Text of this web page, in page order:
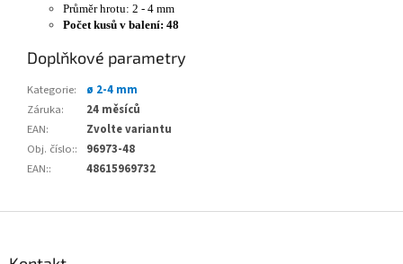
Průměr hrotu: 2 - 4 mm
Počet kusů v balení: 48
Doplňkové parametry
Kategorie:
ø 2-4 mm
Záruka:
24 měsíců
EAN:
Zvolte variantu
Obj. číslo::
96973-48
EAN:: 48615969732